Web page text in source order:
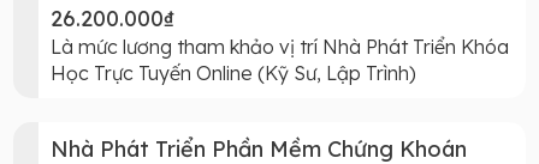
26.200.000₫
Là mức lương tham khảo vị trí Nhà Phát Triển Khóa
Học Trực Tuyến Online (Kỹ Sư, Lập Trình)
Nhà Phát Triển Phần Mềm Chứng Khoán